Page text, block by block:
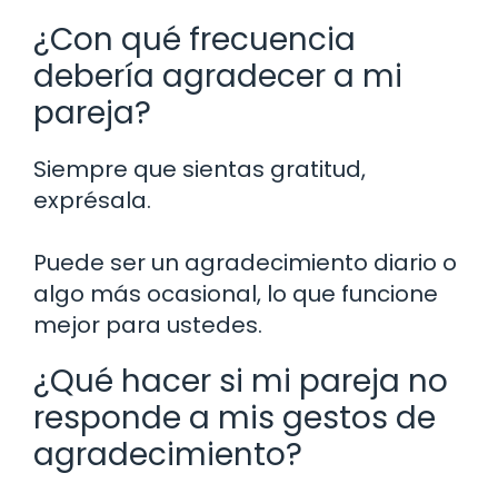
¿Con qué frecuencia
debería agradecer a mi
pareja?
Siempre que sientas gratitud,
exprésala.
Puede ser un agradecimiento diario o
algo más ocasional, lo que funcione
mejor para ustedes.
¿Qué hacer si mi pareja no
responde a mis gestos de
agradecimiento?